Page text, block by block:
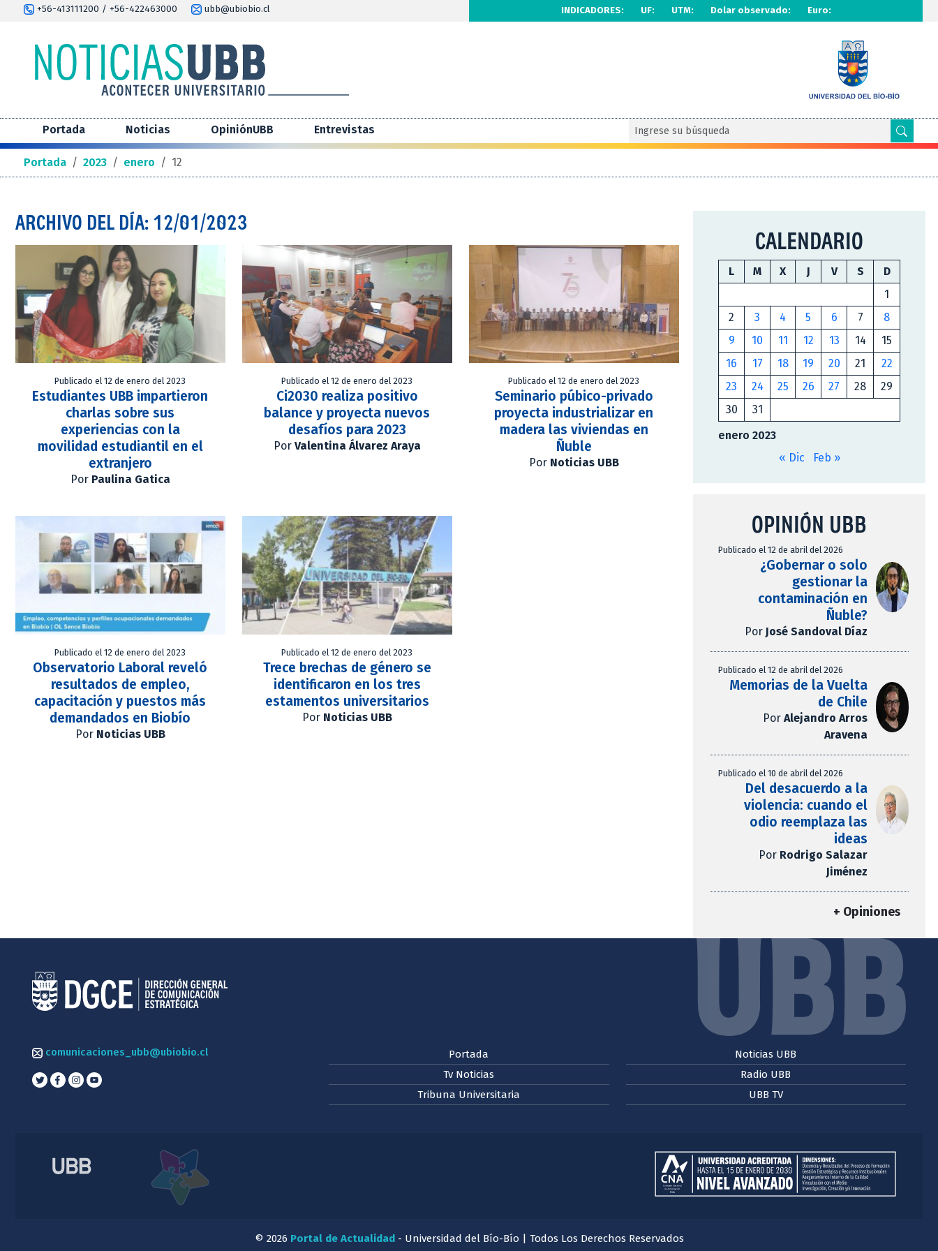
+56-413111200 / +56-422463000 ubb@ubiobio.cl INDICADORES: UF: UTM: Dolar observado: Euro:
Portada Noticias OpiniónUBB Entrevistas
Portada / 2023 / enero / 12
ARCHIVO DEL DÍA: 12/01/2023
Publicado el 12 de enero del 2023
Estudiantes UBB impartieron
charlas sobre sus
experiencias con la
movilidad estudiantil en el
extranjero
Por Paulina Gatica
Publicado el 12 de enero del 2023
Ci2030 realiza positivo
balance y proyecta nuevos
desafíos para 2023
Por Valentina Álvarez Araya
Publicado el 12 de enero del 2023
Seminario púbico-privado
proyecta industrializar en
madera las viviendas en
Ñuble
Por Noticias UBB
Publicado el 12 de enero del 2023
Observatorio Laboral reveló
resultados de empleo,
capacitación y puestos más
demandados en Biobío
Por Noticias UBB
Publicado el 12 de enero del 2023
Trece brechas de género se
identificaron en los tres
estamentos universitarios
Por Noticias UBB
CALENDARIO
enero 2023
L M X J V S
D
1
2
3 4 5 6 7
8
9
10 11 12 13 14
15
16
17 18 19 20 21
22
23
24 25 26 27 28
29
30
31
« Dic Feb »
OPINIÓN UBB
Publicado el 12 de abril del 2026
¿Gobernar o solo
gestionar la
contaminación en
Ñuble?
Por José Sandoval Díaz
Publicado el 12 de abril del 2026
Memorias de la Vuelta
de Chile
Por Alejandro Arros
Aravena
Publicado el 10 de abril del 2026
Del desacuerdo a la
violencia: cuando el
odio reemplaza las
ideas
Por Rodrigo Salazar
Jiménez
+ Opiniones
comunicaciones_ubb@ubiobio.cl
Portada
Tv Noticias
Tribuna Universitaria
Noticias UBB
Radio UBB
UBB TV
© 2026 Portal de Actualidad- Universidad del Bío-Bío | Todos Los Derechos Reservados